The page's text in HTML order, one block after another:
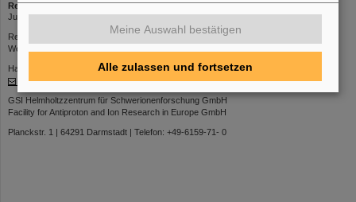
Redaktion
Jutta Leroudier | Telefon: 2634 | E-Mail:
J.Leroudier@gsi.de
Redaktionsschluss: Donnerstags 12 Uhr
Web-Interface zum Einstellen von Beiträgen:
Haben Sie Kommentare oder Vorschläge zu dieser Seite, wenden Sie sich an:
kurier@gsi.de
GSI Helmholtzzentrum für Schwerionenforschung GmbH
Facility for Antiproton and Ion Research in Europe GmbH
Planckstr. 1 | 64291 Darmstadt | Telefon: +49-6159-71- 0
Meine Auswahl bestätigen
Alle zulassen und fortsetzen